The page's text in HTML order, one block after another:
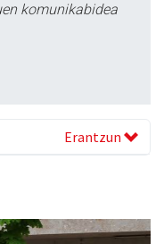
komunikabidea
Erantzun